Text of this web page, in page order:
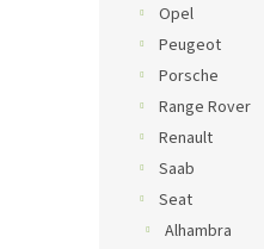
Opel
Peugeot
Porsche
Range Rover
Renault
Saab
Seat
Alhambra